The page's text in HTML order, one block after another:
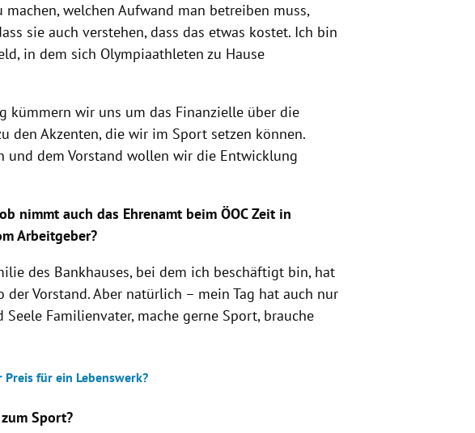
welchen Aufwand man betreiben muss,
sie auch verstehen, dass das etwas kostet. Ich bin
in dem sich Olympiaathleten zu Hause
kümmern wir uns um das Finanzielle über die
den Akzenten, die wir im Sport setzen können.
und dem Vorstand wollen wir die Entwicklung
nimmt auch das Ehrenamt beim ÖOC Zeit in
Arbeitgeber?
des Bankhauses, bei dem ich beschäftigt bin, hat
der Vorstand. Aber natürlich – mein Tag hat auch nur
Familienvater, mache gerne Sport, brauche
für ein Lebenswerk?
Sport?